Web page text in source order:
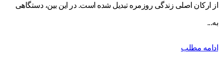
از ارکان اصلی زندگی روزمره تبدیل شده است. در این بین، دستگاهی
به...
ادامه مطلب